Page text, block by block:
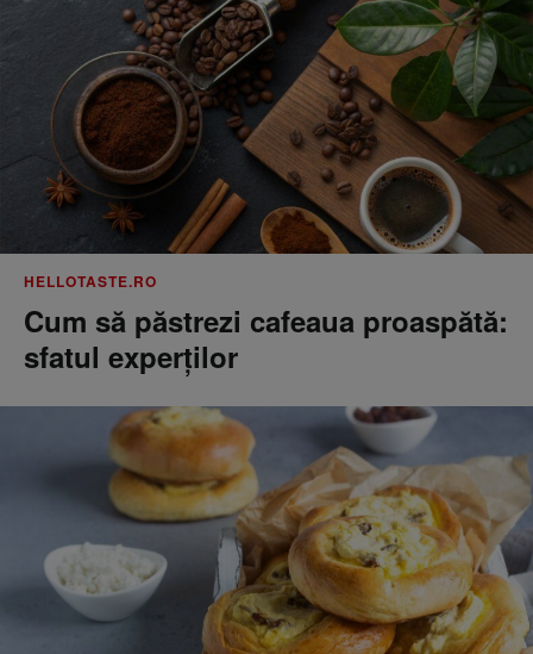
HELLOTASTE.RO
Cum să păstrezi cafeaua proaspătă:
sfatul experților